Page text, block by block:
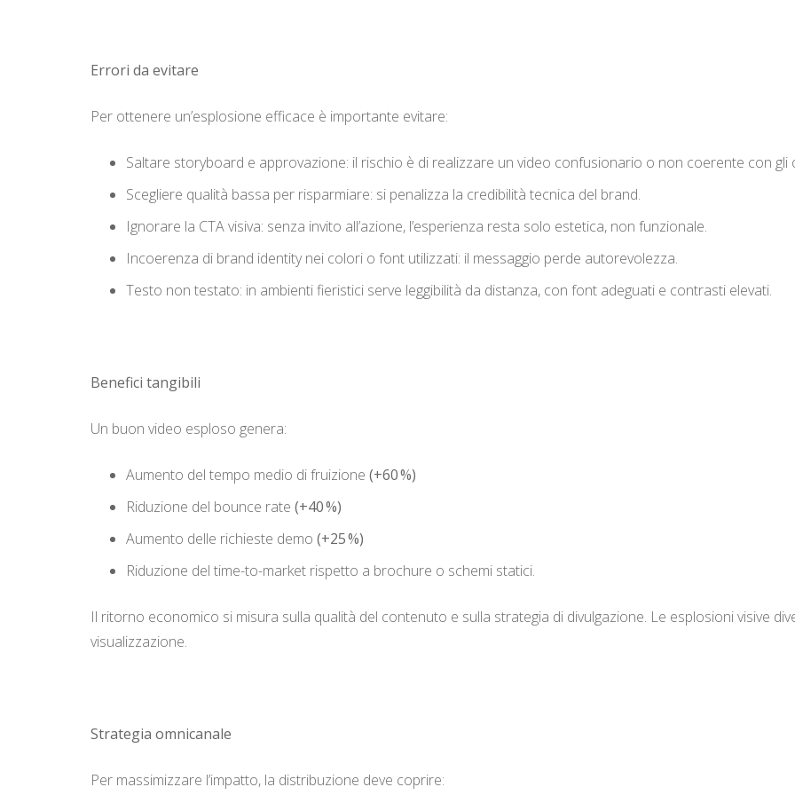
Errori da evitare
Per ottenere un’esplosione efficace è importante evitare:
Saltare storyboard e approvazione: il rischio è di realizzare un video confusionario o non coerente con gli
Scegliere qualità bassa per risparmiare: si penalizza la credibilità tecnica del brand.
Ignorare la CTA visiva: senza invito all’azione, l’esperienza resta solo estetica, non funzionale.
Incoerenza di brand identity nei colori o font utilizzati: il messaggio perde autorevolezza.
Testo non testato: in ambienti fieristici serve leggibilità da distanza, con font adeguati e contrasti elevati.
Benefici tangibili
Un buon video esploso genera:
Aumento del tempo medio di fruizione (+60 %)
Riduzione del bounce rate (+40 %)
Aumento delle richieste demo (+25 %)
Riduzione del time-to-market rispetto a brochure o schemi statici.
Il ritorno economico si misura sulla qualità del contenuto e sulla strategia di divulgazione. Le esplosioni visive
visualizzazione.
Strategia omnicanale
Per massimizzare l’impatto, la distribuzione deve coprire: